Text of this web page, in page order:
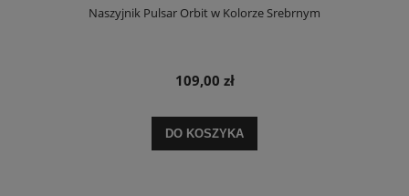
Naszyjnik Pulsar Orbit w Kolorze Srebrnym
109,00 zł
DO KOSZYKA